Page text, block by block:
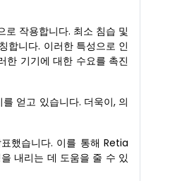
작용합니다. 최소 침습 및
합니다. 이러한 특성으로 인
한 기기에 대한 수요를 촉진
얻고 있습니다. 더욱이, 의
했습니다. 이를 통해 Retia
내리는 데 도움을 줄 수 있